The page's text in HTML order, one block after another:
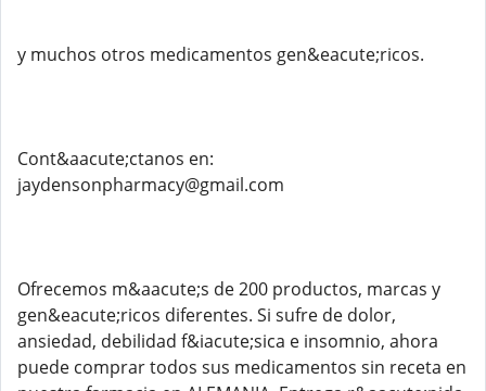
y muchos otros medicamentos gen&eacute;ricos.
Cont&aacute;ctanos en:
jaydensonpharmacy@gmail.com
Ofrecemos m&aacute;s de 200 productos, marcas y
gen&eacute;ricos diferentes. Si sufre de dolor,
ansiedad, debilidad f&iacute;sica e insomnio, ahora
puede comprar todos sus medicamentos sin receta en